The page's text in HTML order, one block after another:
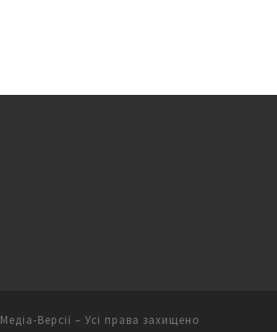
Медіа-Версії – Усі права захищено